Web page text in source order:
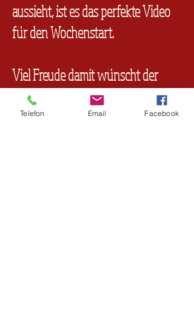
aussieht, ist es das perfekte Video
für den Wochenstart.
Viel Freude damit wünscht der
Unikat e.V.
Telefon Email Facebook